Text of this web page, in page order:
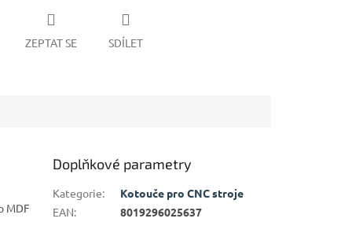
ZEPTAT SE SDÍLET
MDF
Doplňkové parametry
Kategorie:
Kotouče pro CNC stroje
EAN: 8019296025637